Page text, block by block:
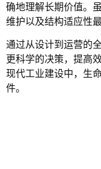
确地理解长期价值。
维护以及结构适应性
通过从设计到运营的
更科学的决策，提高
现代工业建设中，生
件。